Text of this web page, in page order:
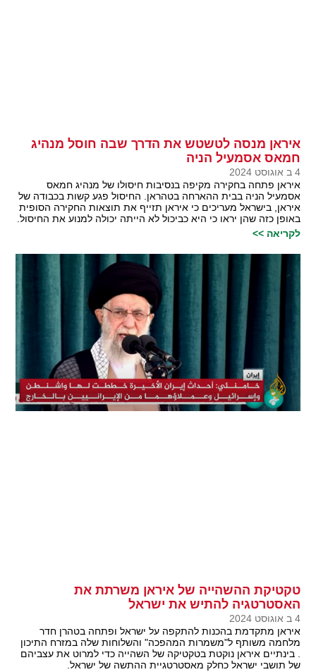
איראן מנסה לטשטש את הדרך שבה חוסל מנהיג
חמאס אסמעיל הניה
4 ב אוגוסט 2024
איראן פתחה בחקירה מקיפה בנסיבות חיסולו של מנהיג חמאס
אסמעיל הניה בבית ההארחה בטהראן. החיסול פגע קשות בכבודה של
איראן, בישראל מעריכים כי איראן תזייף את תוצאות החקירה הסופית
באופן כזה שהן יראו כי היא כביכול לא הייתה יכולה למנוע את החיסול.
לקריאה >>
טקטיקת ההשהייה של איראן משרתת את
האסטרטגיה להתיש את ישראל
4 ב אוגוסט 2024
איראן מתקדמת בהכנות להתקפה על ישראל ופתחה בטהרן חדר
מלחמה משותף ל"משמרות המהפכה" והשלוחות שלה במזרח התיכון
. בינתיים איראן נוקטת בטקטיקה של השהייה כדי למרוט את עצביהם
של תושבי ישראל כחלק מאסטרטגיית ההתשה של ישראל.